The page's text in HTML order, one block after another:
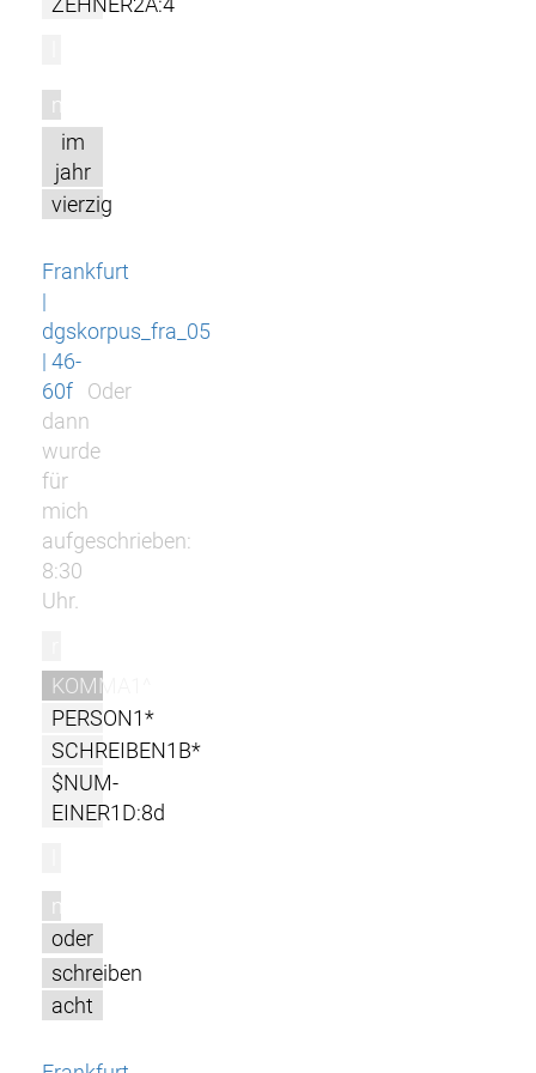
m
im
jahr
vierzig
Frankfurt
|
dgskorpus_fra_05
| 46-
60f
Oder
dann
wurde
für
mich
aufgeschrieben:
8:30
Uhr.
KOMMA1^
PERSON1*
SCHREIBEN1B*
$NUM-
EINER1D:8d
m
oder
schreiben
acht